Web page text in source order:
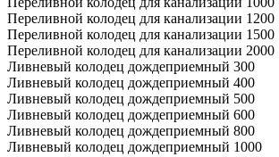
Переливной колодец для канализации 1200
Переливной колодец для канализации 1500
Переливной колодец для канализации 2000
Ливневый колодец дождеприемный 300
Ливневый колодец дождеприемный 400
Ливневый колодец дождеприемный 500
Ливневый колодец дождеприемный 600
Ливневый колодец дождеприемный 800
Ливневый колодец дождеприемный 1000